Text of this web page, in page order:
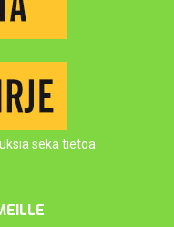
sekä tietoa